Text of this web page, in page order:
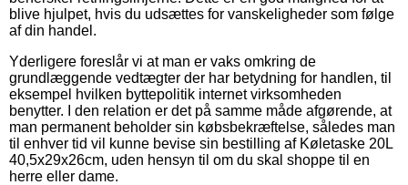
blive hjulpet, hvis du udsættes for vanskeligheder som følge
af din handel.
Yderligere foreslår vi at man er vaks omkring de
grundlæggende vedtægter der har betydning for handlen, til
eksempel hvilken byttepolitik internet virksomheden
benytter. I den relation er det på samme måde afgørende, at
man permanent beholder sin købsbekræftelse, således man
til enhver tid vil kunne bevise sin bestilling af Køletaske 20L
40,5x29x26cm, uden hensyn til om du skal shoppe til en
herre eller dame.